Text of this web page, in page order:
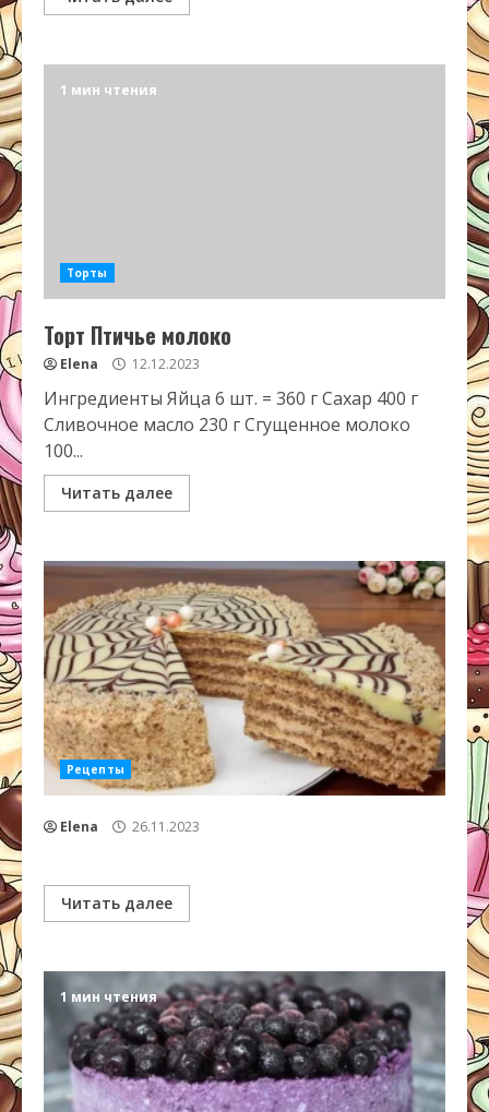
1 мин чтения
Торты
Торт Птичье молоко
Elena 12.12.2023
Ингредиенты Яйца 6 шт. = 360 г Сахар 400 г
Сливочное масло 230 г Сгущенное молоко
100...
Читать далее
Рецепты
Elena 26.11.2023
Читать далее
1 мин чтения